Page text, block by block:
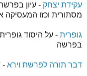
עקידת יצחק - עיון
מסתורית וכזו המעסיקה
גופרית - על היסוד
בפרשה
דבר תורה לפרשת וירא -